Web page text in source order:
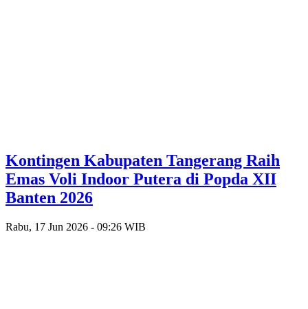
Kontingen Kabupaten Tangerang Raih
Emas Voli Indoor Putera di Popda XII
Banten 2026
Rabu, 17 Jun 2026 - 09:26 WIB